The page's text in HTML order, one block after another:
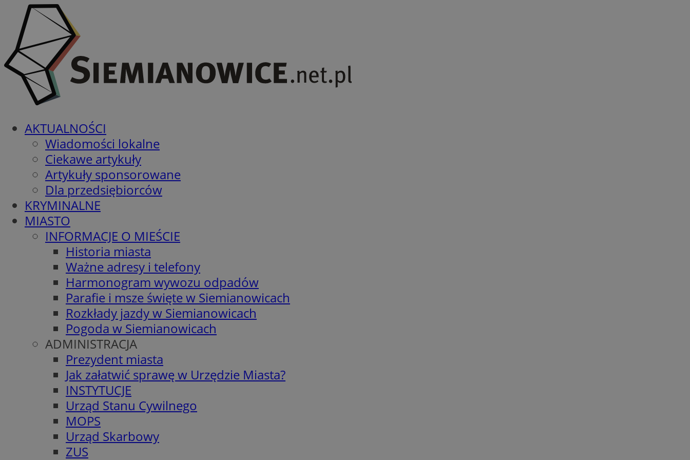
AKTUALNOŚCI
Wiadomości lokalne
Ciekawe artykuły
Artykuły sponsorowane
Dla przedsiębiorców
KRYMINALNE
MIASTO
INFORMACJE O MIEŚCIE
Historia miasta
Ważne adresy i telefony
Harmonogram wywozu odpadów
Parafie i msze święte w Siemianowicach
Rozkłady jazdy w Siemianowicach
Pogoda w Siemianowicach
ADMINISTRACJA
Prezydent miasta
Jak załatwić sprawę w Urzędzie Miasta?
INSTYTUCJE
Urząd Stanu Cywilnego
MOPS
Urząd Skarbowy
ZUS